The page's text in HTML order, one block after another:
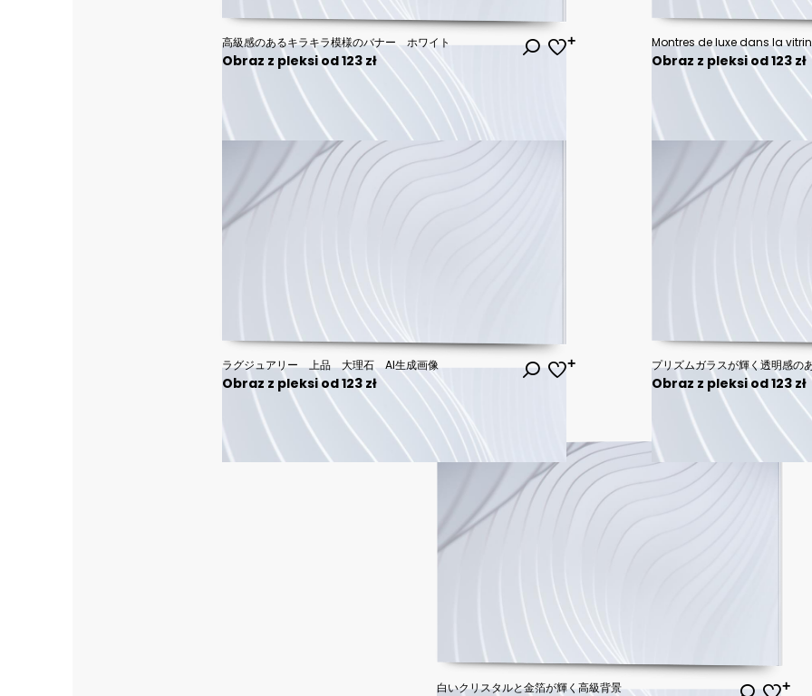
高級感のあるキラキラ模様のバナー ホワイト
Obraz z pleksi od 123 zł
Montres de luxe dans la
Obraz z pleksi od 123 zł
ラグジュアリー 上品 大理石 AI生成画像
Obraz z pleksi od 123 zł
プリズムガラスが輝く透明感の
Obraz z pleksi od 123 zł
白いクリスタルと金箔が輝く高級背景